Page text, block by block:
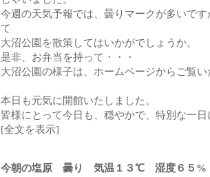
今週の天気予報では、曇りマークが多いで
て
大沼公園を散策してはいかがでしょうか。
是非、お弁当を持って・・・
大沼公園の様子は、ホームページからご覧い
本日も元気に開館いたしました。
皆様にとって今日も、穏やかで、特別な一
[全文を表示]
今朝の塩原 曇り 気温１３℃ 湿度６５